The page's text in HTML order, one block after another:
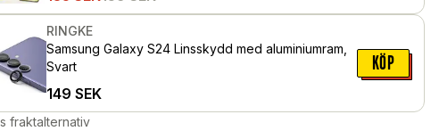
RINGKE
Samsung Galaxy S24 Linsskydd med aluminiumram,
Svart
149 SEK
KÖP
fraktalternativ